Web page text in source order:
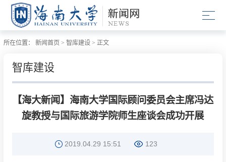
所在位置： 新闻首页 > 智库建设 > 正文
智库建设
【海大新闻】海南大学国际顾问委员会主席冯达
旋教授与国际旅游学院师生座谈会成功开展
2019.04.29 15:51 123